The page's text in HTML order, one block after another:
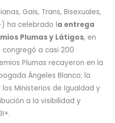
Gais, Trans, Bisexuales,
ha celebrado la entrega
Plumas y Látigos, en
a casi 200
Plumas recayeron en la
Ángeles Blanco; la
Ministerios de Igualdad y
a la visibilidad y